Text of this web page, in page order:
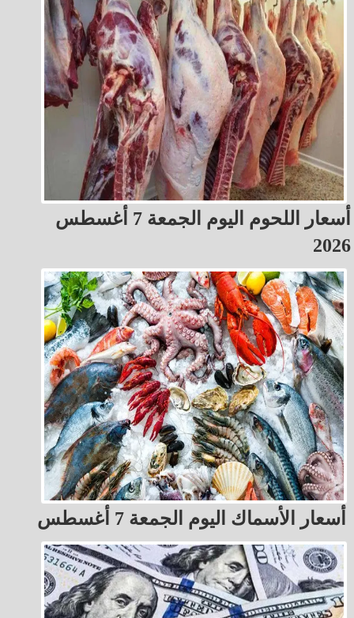
أسعار اللحوم اليوم الجمعة 7 أغسطس
2026
أسعار الأسماك اليوم الجمعة 7 أغسطس